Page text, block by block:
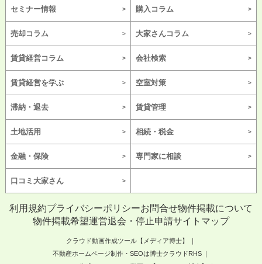
セミナー情報 購入コラム
売却コラム 大家さんコラム
賃貸経営コラム 会社検索
賃貸経営を学ぶ 空室対策
滞納・退去 賃貸管理
土地活用 相続・税金
金融・保険 専門家に相談
口コミ大家さん
利用規約プライバシーポリシーお問合せ物件掲載について
物件掲載希望運営退会・停止申請サイトマップ
クラウド動画作成ツール【メディア博士】
不動産ホームページ制作・SEOは博士クラウドRHS